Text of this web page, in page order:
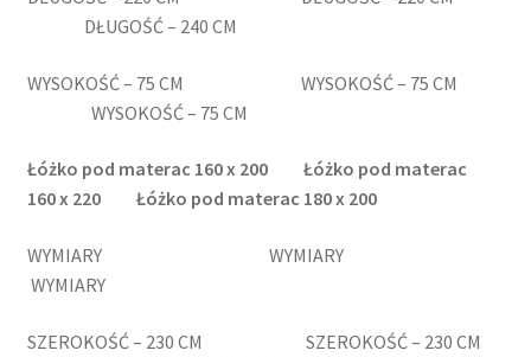
DŁUGOŚĆ – 240 CM
WYSOKOŚĆ – 75 CM WYSOKOŚĆ – 75 CM
WYSOKOŚĆ – 75 CM
Łóżko pod materac 160x 200 Łóżko pod materac
160x 220 Łóżko pod materac 180x 200
WYMIARY WYMIARY
WYMIARY
SZEROKOŚĆ – 230 CM SZEROKOŚĆ – 230 CM